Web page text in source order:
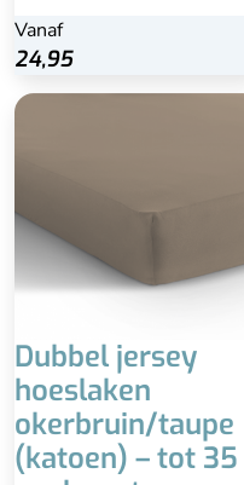
Vanaf
24,95
Bekijk
Dubbel jersey
hoeslaken
okerbruin/taupe
(katoen) – tot 35
2 persoons - 190/200 x
Matrashoogte tot 35 cm